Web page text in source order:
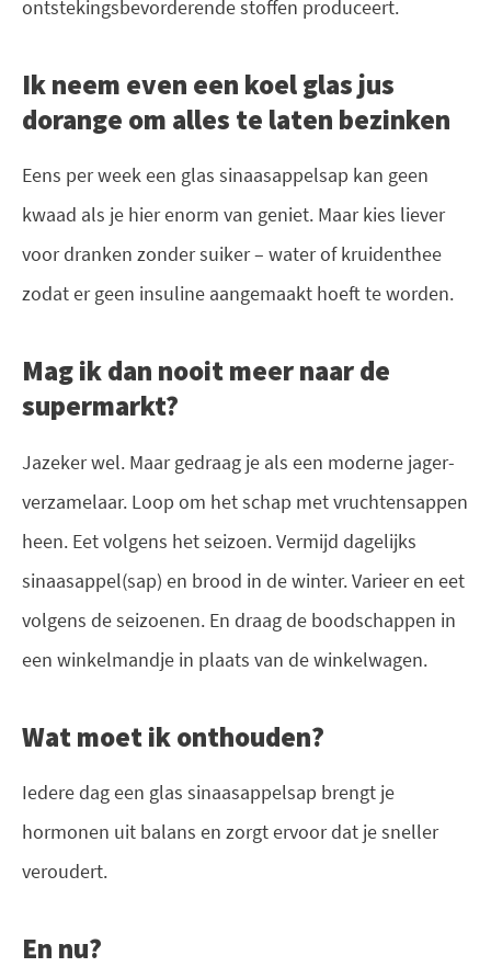
ontstekingsbevorderende stoffen produceert.
Ik neem even een koel glas jus
dorange om alles te laten bezinken
Eens per week een glas sinaasappelsap kan geen
kwaad als je hier enorm van geniet. Maar kies liever
voor dranken zonder suiker – water of kruidenthee
zodat er geen insuline aangemaakt hoeft te worden.
Mag ik dan nooit meer naar de
supermarkt?
Jazeker wel. Maar gedraag je als een moderne jager-
verzamelaar. Loop om het schap met vruchtensappen
heen. Eet volgens het seizoen. Vermijd dagelijks
sinaasappel(sap) en brood in de winter. Varieer en eet
volgens de seizoenen. En draag de boodschappen in
een winkelmandje in plaats van de winkelwagen.
Wat moet ik onthouden?
Iedere dag een glas sinaasappelsap brengt je
hormonen uit balans en zorgt ervoor dat je sneller
veroudert.
En nu?